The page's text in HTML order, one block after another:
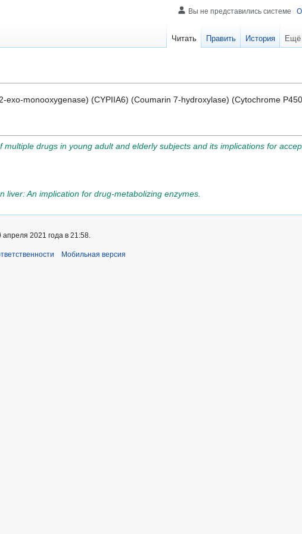
monooxygenase) (CYPIIA6) (Coumarin 7-hydroxylase) (Cytochrome
drugs in young adult and elderly subjects and its implications for
An implication for drug-metabolizing enzymes.
Вы не представились системе
Читать Править История Ещё
2021 года в 21:58.
Мобильная версия